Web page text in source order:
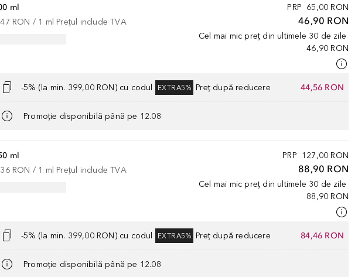
PRP 65,00 RON
46,90 RON
Cel mai mic preț din ultimele 30 de zile
46,90 RON
ml
RON / 1 ml Prețul include TVA
-5% (la min. 399,00 RON) cu codul EXTRA5% Preț după reducere 44,56 RON
Promoție disponibilă până pe 12.08
PRP 127,00 RON
88,90 RON
Cel mai mic preț din ultimele 30 de zile
88,90 RON
ml
RON / 1 ml Prețul include TVA
-5% (la min. 399,00 RON) cu codul EXTRA5% Preț după reducere 84,46 RON
Promoție disponibilă până pe 12.08